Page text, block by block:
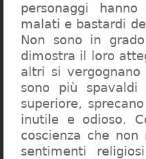
personaggi
malati e bastardi
Non sono in
dimostra il loro
altri si
sono più
superiore,
inutile e odioso.
coscienza che non
sentimenti